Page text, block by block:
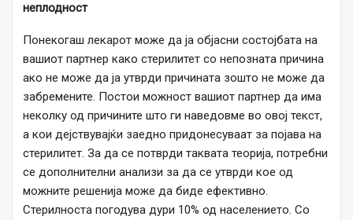
неплодност
Понекогаш лекарот може да ја објасни состојбата на
вашиот партнер како стерилитет со непозната причина
ако не може да ја утврди причината зошто не може да
забремените. Постои можност вашиот партнер да има
неколку од причините што ги наведовме во овој текст,
а кои дејствувајќи заедно придонесуваат за појава на
стерилитет. За да се потврди таквата теорија, потребни
се дополнителни анализи за да се утврди кое од
можните решенија може да биде ефективно.
Стерилноста погодува дури 10% од населението. Со